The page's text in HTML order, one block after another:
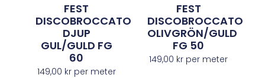
FEST
DISCOBROCCATO
DJUP
GUL/GULD FG
60
149,00 krper meter
FEST
DISCOBROCCATO
OLIVGRÖN/GULD
FG 50
149,00 kr per meter